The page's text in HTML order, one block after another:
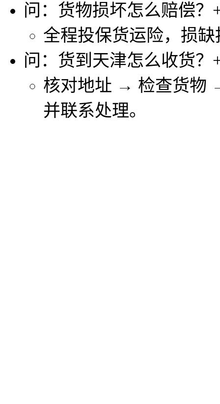
问：货物损坏怎么赔偿？
全程投保货运险，损
问：货到天津怎么收货？
核对地址 → 检查货物
并联系处理。